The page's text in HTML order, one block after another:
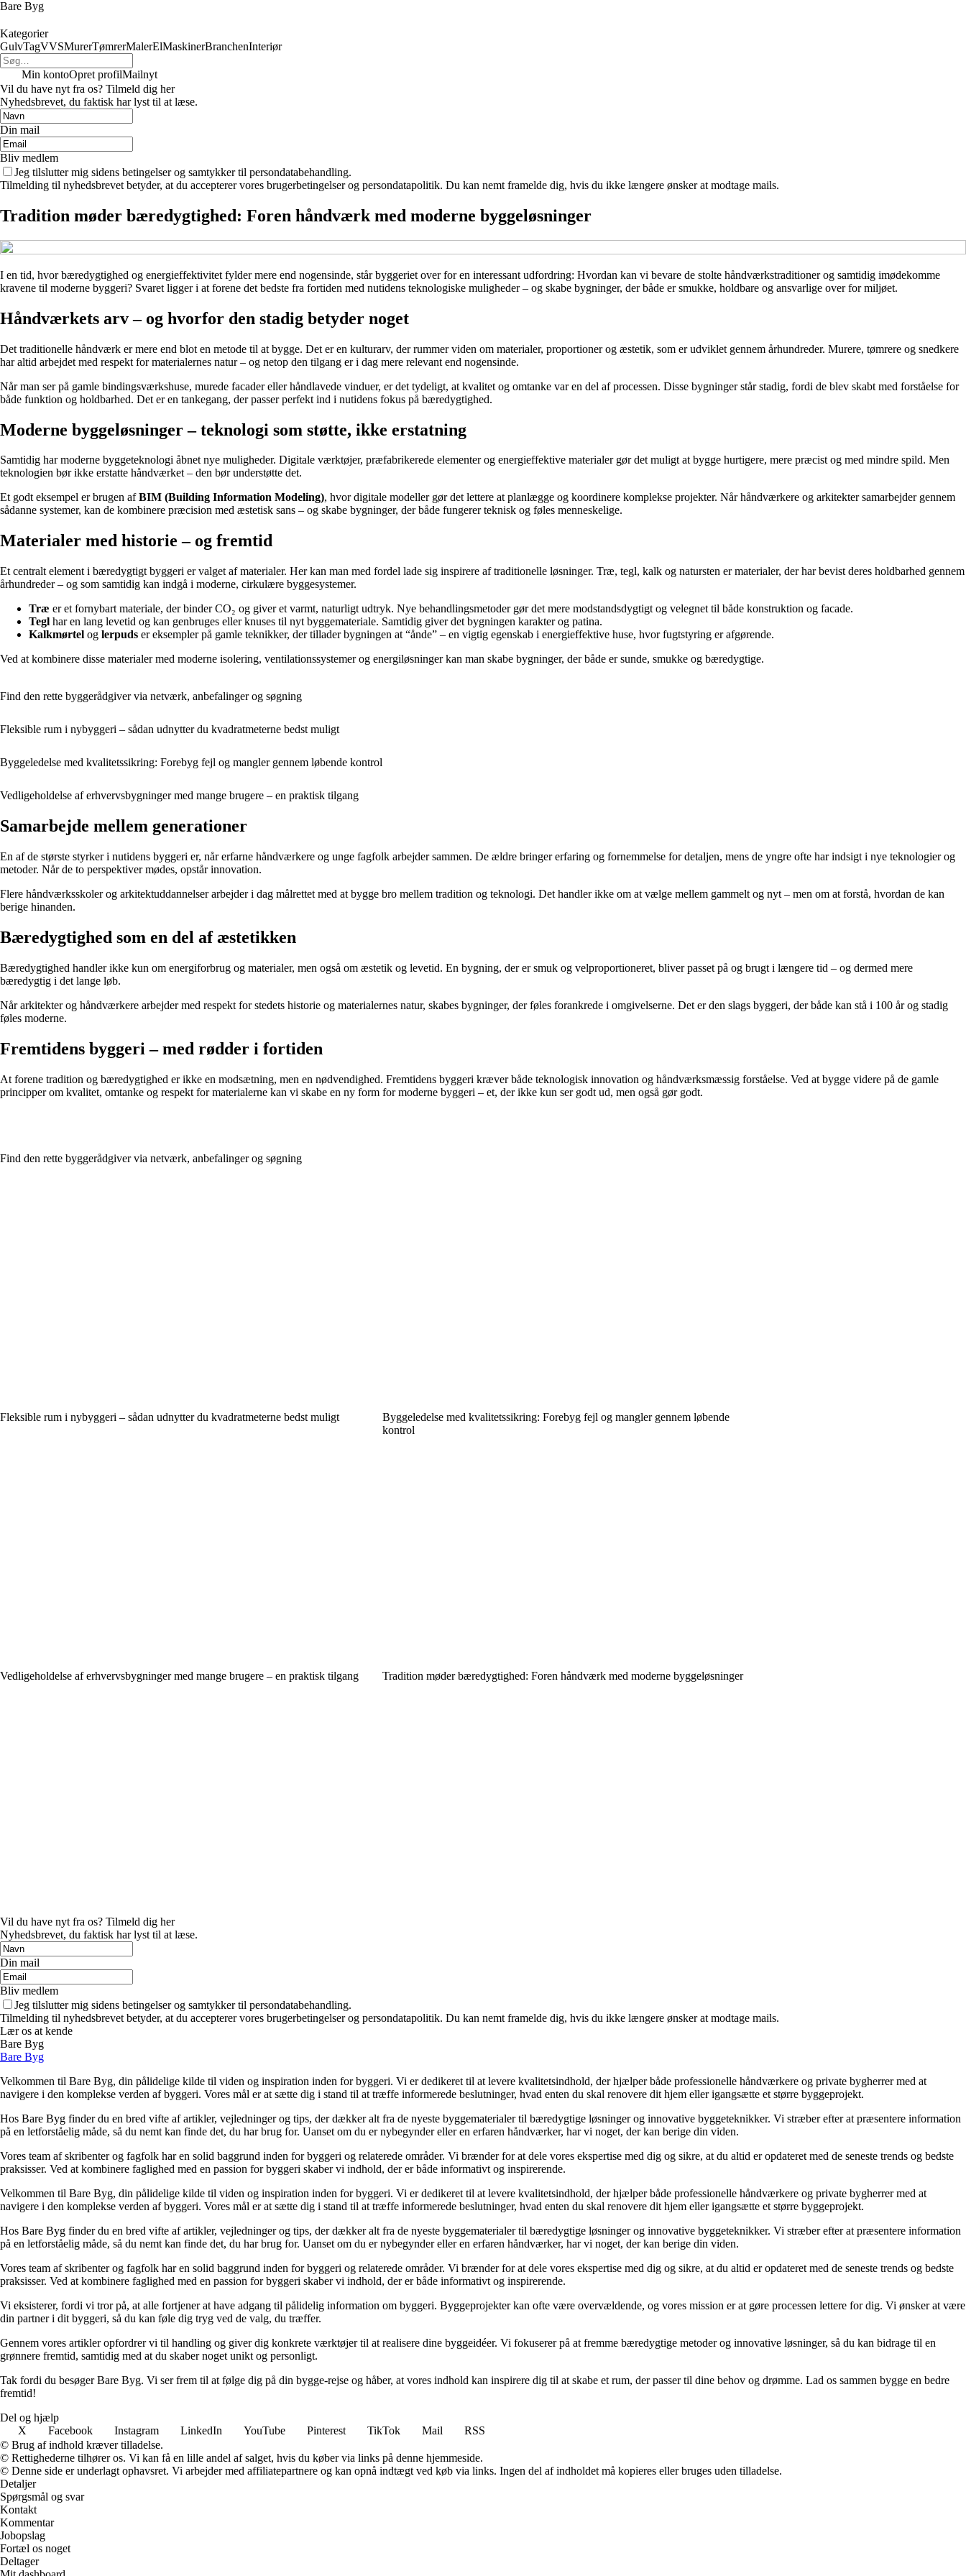
Bare Byg
Kategorier
GulvTagVVSMurerTømrerMalerElMaskinerBranchenInteriør
Min kontoOpret profilMailnyt
Vil du have nyt fra os? Tilmeld dig her
Nyhedsbrevet, du faktisk har lyst til at læse.
Din mail
Bliv medlem
Jeg tilslutter mig sidens betingelser og samtykker til persondatabehandling.
Tilmelding til nyhedsbrevet betyder, at du accepterer vores brugerbetingelser og persondatapolitik. Du kan nemt framelde dig, hvis du ikke længere ønsker at modtage mails.
Tradition møder bæredygtighed: Foren håndværk med moderne byggeløsninger
I en tid, hvor bæredygtighed og energieffektivitet fylder mere end nogensinde, står byggeriet over for en interessant udfordring: Hvordan kan vi bevare de stolte håndværkstraditioner og samtidig imødekomme
kravene til moderne byggeri? Svaret ligger i at forene det bedste fra fortiden med nutidens teknologiske muligheder – og skabe bygninger, der både er smukke, holdbare og ansvarlige over for miljøet.
Håndværkets arv – og hvorfor den stadig betyder noget
Det traditionelle håndværk er mere end blot en metode til at bygge. Det er en kulturarv, der rummer viden om materialer, proportioner og æstetik, som er udviklet gennem århundreder. Murere, tømrere og snedkere
har altid arbejdet med respekt for materialernes natur – og netop den tilgang er i dag mere relevant end nogensinde.
Når man ser på gamle bindingsværkshuse, murede facader eller håndlavede vinduer, er det tydeligt, at kvalitet og omtanke var en del af processen. Disse bygninger står stadig, fordi de blev skabt med forståelse for
både funktion og holdbarhed. Det er en tankegang, der passer perfekt ind i nutidens fokus på bæredygtighed.
Moderne byggeløsninger – teknologi som støtte, ikke erstatning
Samtidig har moderne byggeteknologi åbnet nye muligheder. Digitale værktøjer, præfabrikerede elementer og energieffektive materialer gør det muligt at bygge hurtigere, mere præcist og med mindre spild. Men
teknologien bør ikke erstatte håndværket – den bør understøtte det.
Et godt eksempel er brugen afBIM (Building Information Modeling), hvor digitale modeller gør det lettere at planlægge og koordinere komplekse projekter. Når håndværkere og arkitekter samarbejder gennem
sådanne systemer, kan de kombinere præcision med æstetisk sans – og skabe bygninger, der både fungerer teknisk og føles menneskelige.
Materialer med historie – og fremtid
Et centralt element i bæredygtigt byggeri er valget af materialer. Her kan man med fordel lade sig inspirere af traditionelle løsninger. Træ, tegl, kalk og natursten er materialer, der har bevist deres holdbarhed gennem
århundreder – og som samtidig kan indgå i moderne, cirkulære byggesystemer.
Træ er et fornybart materiale, der binder CO₂ og giver et varmt, naturligt udtryk. Nye behandlingsmetoder gør det mere modstandsdygtigt og velegnet til både konstruktion og facade.
Tegl har en lang levetid og kan genbruges eller knuses til nyt byggemateriale. Samtidig giver det bygningen karakter og patina.
Kalkmørtel og lerpuds er eksempler på gamle teknikker, der tillader bygningen at “ånde” – en vigtig egenskab i energieffektive huse, hvor fugtstyring er afgørende.
Ved at kombinere disse materialer med moderne isolering, ventilationssystemer og energiløsninger kan man skabe bygninger, der både er sunde, smukke og bæredygtige.
Find den rette byggerådgiver via netværk, anbefalinger og søgning
Fleksible rum i nybyggeri – sådan udnytter du kvadratmeterne bedst muligt
Byggeledelse med kvalitetssikring: Forebyg fejl og mangler gennem løbende kontrol
Vedligeholdelse af erhvervsbygninger med mange brugere – en praktisk tilgang
Samarbejde mellem generationer
En af de største styrker i nutidens byggeri er, når erfarne håndværkere og unge fagfolk arbejder sammen. De ældre bringer erfaring og fornemmelse for detaljen, mens de yngre ofte har indsigt i nye teknologier og
metoder. Når de to perspektiver mødes, opstår innovation.
Flere håndværksskoler og arkitektuddannelser arbejder i dag målrettet med at bygge bro mellem tradition og teknologi. Det handler ikke om at vælge mellem gammelt og nyt – men om at forstå, hvordan de kan
berige hinanden.
Bæredygtighed som en del af æstetikken
Bæredygtighed handler ikke kun om energiforbrug og materialer, men også om æstetik og levetid. En bygning, der er smuk og velproportioneret, bliver passet på og brugt i længere tid – og dermed mere
bæredygtig i det lange løb.
Når arkitekter og håndværkere arbejder med respekt for stedets historie og materialernes natur, skabes bygninger, der føles forankrede i omgivelserne. Det er den slags byggeri, der både kan stå i 100 år og stadig
føles moderne.
Fremtidens byggeri – med rødder i fortiden
At forene tradition og bæredygtighed er ikke en modsætning, men en nødvendighed. Fremtidens byggeri kræver både teknologisk innovation og håndværksmæssig forståelse. Ved at bygge videre på de gamle
principper om kvalitet, omtanke og respekt for materialerne kan vi skabe en ny form for moderne byggeri – et, der ikke kun ser godt ud, men også gør godt.
Find den rette byggerådgiver via netværk, anbefalinger og søgning
Fleksible rum i nybyggeri – sådan udnytter du kvadratmeterne bedst muligt
Byggeledelse med kvalitetssikring: Forebyg fejl og mangler gennem løbende
kontrol
Vedligeholdelse af erhvervsbygninger med mange brugere – en praktisk tilgang Tradition møder bæredygtighed: Foren håndværk med moderne byggeløsninger
Vil du have nyt fra os? Tilmeld dig her
Nyhedsbrevet, du faktisk har lyst til at læse.
Din mail
Bliv medlem
Jeg tilslutter mig sidens betingelser og samtykker til persondatabehandling.
Tilmelding til nyhedsbrevet betyder, at du accepterer vores brugerbetingelser og persondatapolitik. Du kan nemt framelde dig, hvis du ikke længere ønsker at modtage mails.
Lær os at kende
Bare Byg
Bare Byg
Velkommen til Bare Byg, din pålidelige kilde til viden og inspiration inden for byggeri. Vi er dedikeret til at levere kvalitetsindhold, der hjælper både professionelle håndværkere og private bygherrer med at
navigere i den komplekse verden af byggeri. Vores mål er at sætte dig i stand til at træffe informerede beslutninger, hvad enten du skal renovere dit hjem eller igangsætte et større byggeprojekt.
Hos Bare Byg finder du en bred vifte af artikler, vejledninger og tips, der dækker alt fra de nyeste byggematerialer til bæredygtige løsninger og innovative byggeteknikker. Vi stræber efter at præsentere information
på en letforståelig måde, så du nemt kan finde det, du har brug for. Uanset om du er nybegynder eller en erfaren håndværker, har vi noget, der kan berige din viden.
Vores team af skribenter og fagfolk har en solid baggrund inden for byggeri og relaterede områder. Vi brænder for at dele vores ekspertise med dig og sikre, at du altid er opdateret med de seneste trends og bedste
praksisser. Ved at kombinere faglighed med en passion for byggeri skaber vi indhold, der er både informativt og inspirerende.
Velkommen til Bare Byg, din pålidelige kilde til viden og inspiration inden for byggeri. Vi er dedikeret til at levere kvalitetsindhold, der hjælper både professionelle håndværkere og private bygherrer med at
navigere i den komplekse verden af byggeri. Vores mål er at sætte dig i stand til at træffe informerede beslutninger, hvad enten du skal renovere dit hjem eller igangsætte et større byggeprojekt.
Hos Bare Byg finder du en bred vifte af artikler, vejledninger og tips, der dækker alt fra de nyeste byggematerialer til bæredygtige løsninger og innovative byggeteknikker. Vi stræber efter at præsentere information
på en letforståelig måde, så du nemt kan finde det, du har brug for. Uanset om du er nybegynder eller en erfaren håndværker, har vi noget, der kan berige din viden.
Vores team af skribenter og fagfolk har en solid baggrund inden for byggeri og relaterede områder. Vi brænder for at dele vores ekspertise med dig og sikre, at du altid er opdateret med de seneste trends og bedste
praksisser. Ved at kombinere faglighed med en passion for byggeri skaber vi indhold, der er både informativt og inspirerende.
Vi eksisterer, fordi vi tror på, at alle fortjener at have adgang til pålidelig information om byggeri. Byggeprojekter kan ofte være overvældende, og vores mission er at gøre processen lettere for dig. Vi ønsker at være
din partner i dit byggeri, så du kan føle dig tryg ved de valg, du træffer.
Gennem vores artikler opfordrer vi til handling og giver dig konkrete værktøjer til at realisere dine byggeidéer. Vi fokuserer på at fremme bæredygtige metoder og innovative løsninger, så du kan bidrage til en
grønnere fremtid, samtidig med at du skaber noget unikt og personligt.
Tak fordi du besøger Bare Byg. Vi ser frem til at følge dig på din bygge-rejse og håber, at vores indhold kan inspirere dig til at skabe et rum, der passer til dine behov og drømme. Lad os sammen bygge en bedre
fremtid!
Del og hjælp
X
Facebook Instagram LinkedIn YouTube Pinterest TikTok Mail
RSS
© Brug af indhold kræver tilladelse.
© Rettighederne tilhører os. Vi kan få en lille andel af salget, hvis du køber via links på denne hjemmeside.
© Denne side er underlagt ophavsret. Vi arbejder med affiliatepartnere og kan opnå indtægt ved køb via links. Ingen del af indholdet må kopieres eller bruges uden tilladelse.
Detaljer
Spørgsmål og svar
Kontakt
Kommentar
Jobopslag
Fortæl os noget
Deltager